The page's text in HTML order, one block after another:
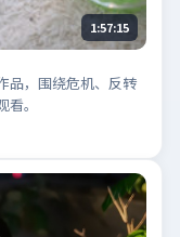
1:57:15
品，围绕危机、反转
。